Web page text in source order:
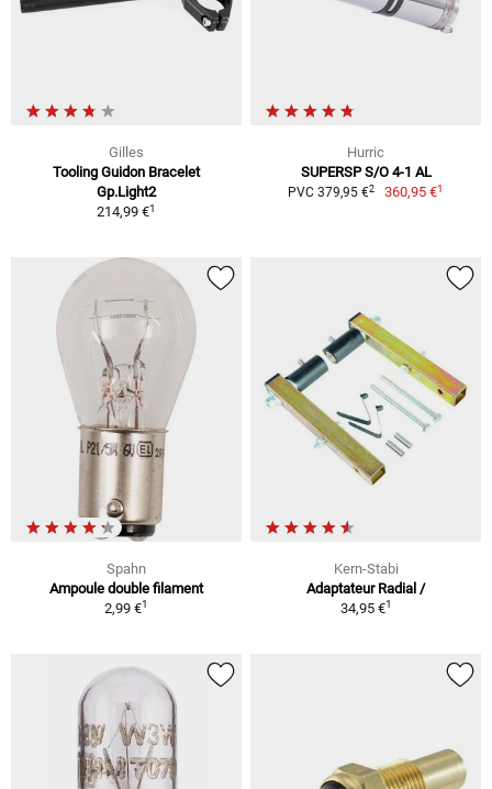
Gilles
Tooling Guidon Bracelet
Gp.Light2
214,99 €1
Hurric
SUPERSP S/O 4-1 AL
PVC 379,95 €2 360,95 €1
Spahn
Ampoule double filament
2,99 €1
Kern-Stabi
Adaptateur Radial /
34,95 €1